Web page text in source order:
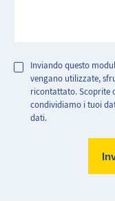
Inviando questo
vengano utilizzate,
ricontattato. Scoprite
condividiamo i tuoi
dati.